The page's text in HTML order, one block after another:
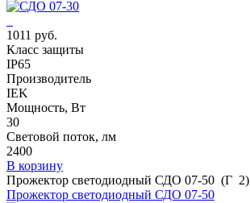
1011 руб.
Класс защиты
IP65
Производитель
IEK
Мощность, Вт
30
Световой поток, лм
2400
В корзину
Прожектор светодиодный СДО 07-50 (Г 2)
Прожектор светодиодный СДО 07-50